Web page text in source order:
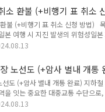
향해 화살을 쏘며, 과녁 중앙에 최대
표입니다. 양..
권 활용 팁 및 결론 온누리상품권 전
누리 상품권 소개 및 혜택 온누리
권을 활성화하기 위해 정부가 발행
상품권은 다양한 사용처에서 사용
를 활성화하는 데 중요한 역할을 합
다.온누리 상품권의 주요 혜택 중
소 환불 (+비행기 표 취소
불 (+비행기 표 취소 신청 방법)
본 여행 시 지진 발생의 위험성일본
방법항공사 정책 확인하기고객센터
기본 준비물 갖추기안전한 장소 지
진 훈련 참여하기지진 발생 시 행
정보 확인 방법결론 및 추천 1. 일
본에서 발생한 연이은 지진으로 인
획을 재고하고 있습니다. 일본은
노선도 (+암사 별내 개통
도 (+암사 별내 개통 완료) 지하
을 잇는 중요한 대중교통 수단으로,
들에게 큰 편의를 제공하고 있습니